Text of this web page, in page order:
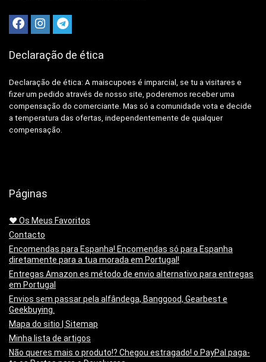
Declaração de ética
Declaração de ética: A maiscupoes é imparcial, se tu a visitares e
fizer um pedido através de nosso site, poderemos receber uma
compensação do comerciante. Mas só a comunidade vota e decide
a temperatura das ofertas, independentemente de qualquer
compensação.
Páginas
❤️ Os Meus Favoritos
Contacto
Encomendas para Espanha! Encomendas só para Espanha
diretamente para a tua morada em Portugal!
Entregas Amazon.es método de envio alternativo para entregas
em Portugal
Envios sem passar pela alfândega, Banggood, Gearbest e
Geekbuying.
Mapa do sitio | Sitemap
Minha lista de artigos
Não queres mais o produto!? Chegou estragado! o PayPal paga-